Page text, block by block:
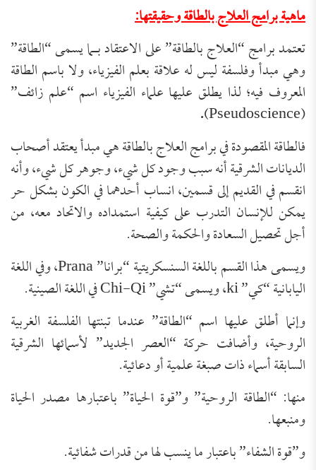
ماهية برامج العلاج بالطاقة وحقيقتها:
تعتمد برامج “العلاج بالطاقة” على الاعتقاد بـما يسمى “الطاقة”
وهي مبدأ وفلسفة ليس له علاقة بعلم الفيزياء، ولا باسم الطاقة
المعروف فيه؛ لذا يطلق عليها علماء الفيزياء اسم “علم زائف”
(Pseudoscience)
.
فالطاقة المقصودة في برامج العلاج بالطاقة هي مبدأ يعتقد أصحاب
الديانات الشرقية أنه سبب وجود كل شيء، وجوهر كل شيء، وأنه
انقسم في القديم إلى قسمين، انساب أحدهما في الكون بشكل حر
يمكن للإنسان التدرب على كيفية استمداده والاتحاد معه، من
أجل تحصيل السعادة والحكمة والصحة.
ويسمى هذا القسم باللغة السنسكريتية “برانا” Prana، وفي اللغة
اليابانية “كي” ki، ويسمى “تشي” Chi-Qi في اللغة الصينية.
وإنما أطلق عليها اسم “الطاقة” عندما تبنتها الفلسفة الغربية
الروحية، وأضافت حركة “العصر الجديد” لأسمائها الشرقية
السابقة أسماء ذات صبغة علمية أو دعائية.
منها: “الطاقة الروحية” و”قوة الحياة” باعتبارها مصدر الحياة
ومنبعها.
و”قوة الشفاء” باعتبار ما ينسب لها من قدرات شفائية.